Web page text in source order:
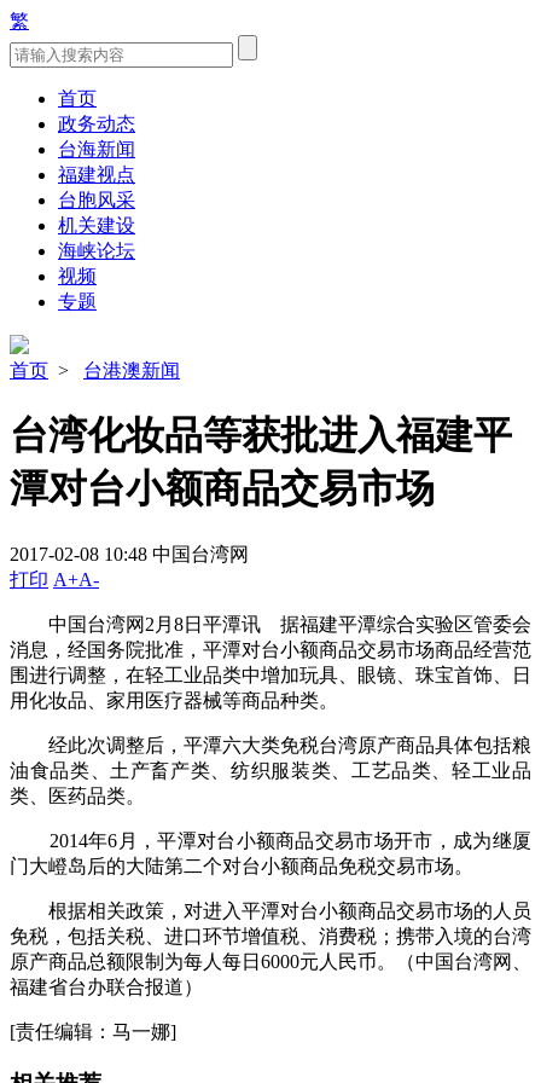
繁
首页
政务动态
台海新闻
福建视点
台胞风采
机关建设
海峡论坛
视频
专题
首页 > 台港澳新闻
台湾化妆品等获批进入福建平
潭对台小额商品交易市场
2017-02-08 10:48 中国台湾网
打印 A+A-
中国台湾网2月8日平潭讯 据福建平潭综合实验区管委会
消息，经国务院批准，平潭对台小额商品交易市场商品经营范
围进行调整，在轻工业品类中增加玩具、眼镜、珠宝首饰、日
用化妆品、家用医疗器械等商品种类。
经此次调整后，平潭六大类免税台湾原产商品具体包括粮
油食品类、土产畜产类、纺织服装类、工艺品类、轻工业品
类、医药品类。
2014年6月，平潭对台小额商品交易市场开市，成为继厦
门大嶝岛后的大陆第二个对台小额商品免税交易市场。
根据相关政策，对进入平潭对台小额商品交易市场的人员
免税，包括关税、进口环节增值税、消费税；携带入境的台湾
原产商品总额限制为每人每日6000元人民币。（中国台湾网、
福建省台办联合报道）
[责任编辑：马一娜]